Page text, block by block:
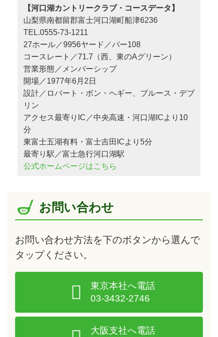
【河口湖カントリークラブ・コースデータ】
山梨県南都留郡富士河口湖町船津6236
TEL.0555-73-1211
27ホール／9956ヤード／パー108
コースレート／71.7（西、東のAグリーン）
営業形態／メンバーシップ
開場／1977年6月2日
設計／ロバート・ボン・ヘギー、ブルース・デブ
リン
アクセス最寄りIC／中央高速・河口湖ICより10
分
東富士五湖有料・富士吉田ICより5分
最寄り駅／富士急行河口湖駅
公式ホームページはこちら
お問い合わせ
お問い合わせ方法を下のボタンから選んで
タップください。
東京本社へ電話
03-3432-2746
大阪支社へ電話